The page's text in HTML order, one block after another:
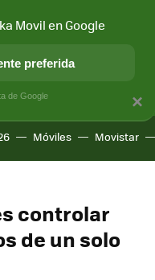
APLICACIONES
Móviles Movistar
controlar
de un solo
×
Movil en Google
preferida
de Google